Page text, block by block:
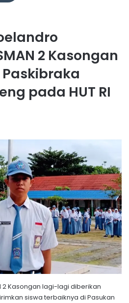
2 Kasongan
pada HUT RI
2 Kasongan lagi-lagi diberikan
siswa terbaiknya di Pasukan